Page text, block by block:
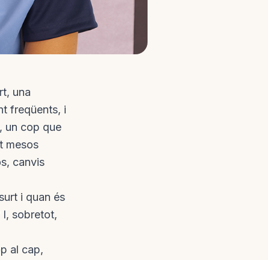
una
freqüents, i
un cop que
mesos
canvis
i quan és
I, sobretot,
al cap,